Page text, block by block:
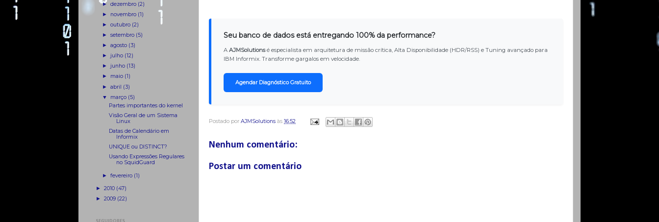
Seu banco de dados está entregando 100% da performance?
A AJMSolutionsé especialista em arquitetura de missão crítica, Alta Disponibilidade (HDR/RSS) e Tuning avançado para
IBM Informix. Transforme gargalos em velocidade.
Agendar Diagnóstico Gratuito
Postado por AJMSolutions às 16:52
Nenhum comentário:
Postar um comentário
► dezembro (2)
► novembro (1)
► outubro (2)
► setembro (5)
► agosto (3)
► julho (12)
► junho (13)
► maio (1)
► abril (3)
▼ março (5)
Partes importantes do kernel
Visão Geral de um Sistema
Linux
Datas de Calendário em
Informix
UNIQUE ou DISTINCT?
Usando Expressões Regulares
no SquidGuard
► fevereiro (1)
► 2010 (47)
► 2009 (22)